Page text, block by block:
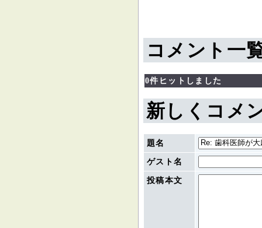
コメント一
0件ヒットしました
新しくコメ
題名
ゲスト名
投稿本文